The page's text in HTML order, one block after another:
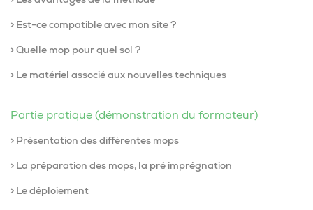
> Est-ce compatible avec mon site ?
> Quelle mop pour quel sol ?
> Le matériel associé aux nouvelles techniques
Partie pratique (démonstration du formateur)
> Présentation des différentes mops
> La préparation des mops, la pré imprégnation
> Le déploiement